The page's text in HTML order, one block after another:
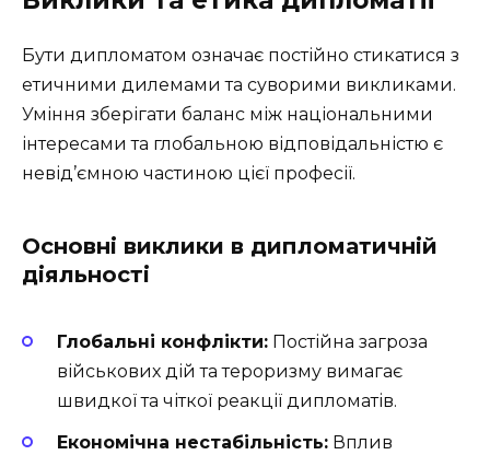
Бути дипломатом означає постійно стикатися з
етичними дилемами та суворими викликами.
Уміння зберігати баланс між національними
інтересами та глобальною відповідальністю є
невід’ємною частиною цієї професії.
Основні виклики в дипломатичній
діяльності
Глобальні конфлікти: Постійна загроза
військових дій та тероризму вимагає
швидкої та чіткої реакції дипломатів.
Економічна нестабільність: Вплив